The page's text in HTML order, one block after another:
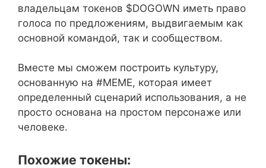
владельцам токенов $DOGOWN иметь право
голоса по предложениям, выдвигаемым как
основной командой, так и сообществом.
Вместе мы сможем построить культуру,
основанную на #MEME, которая имеет
определенный сценарий использования, а не
просто основана на простом персонаже или
человеке.
Похожие токены: